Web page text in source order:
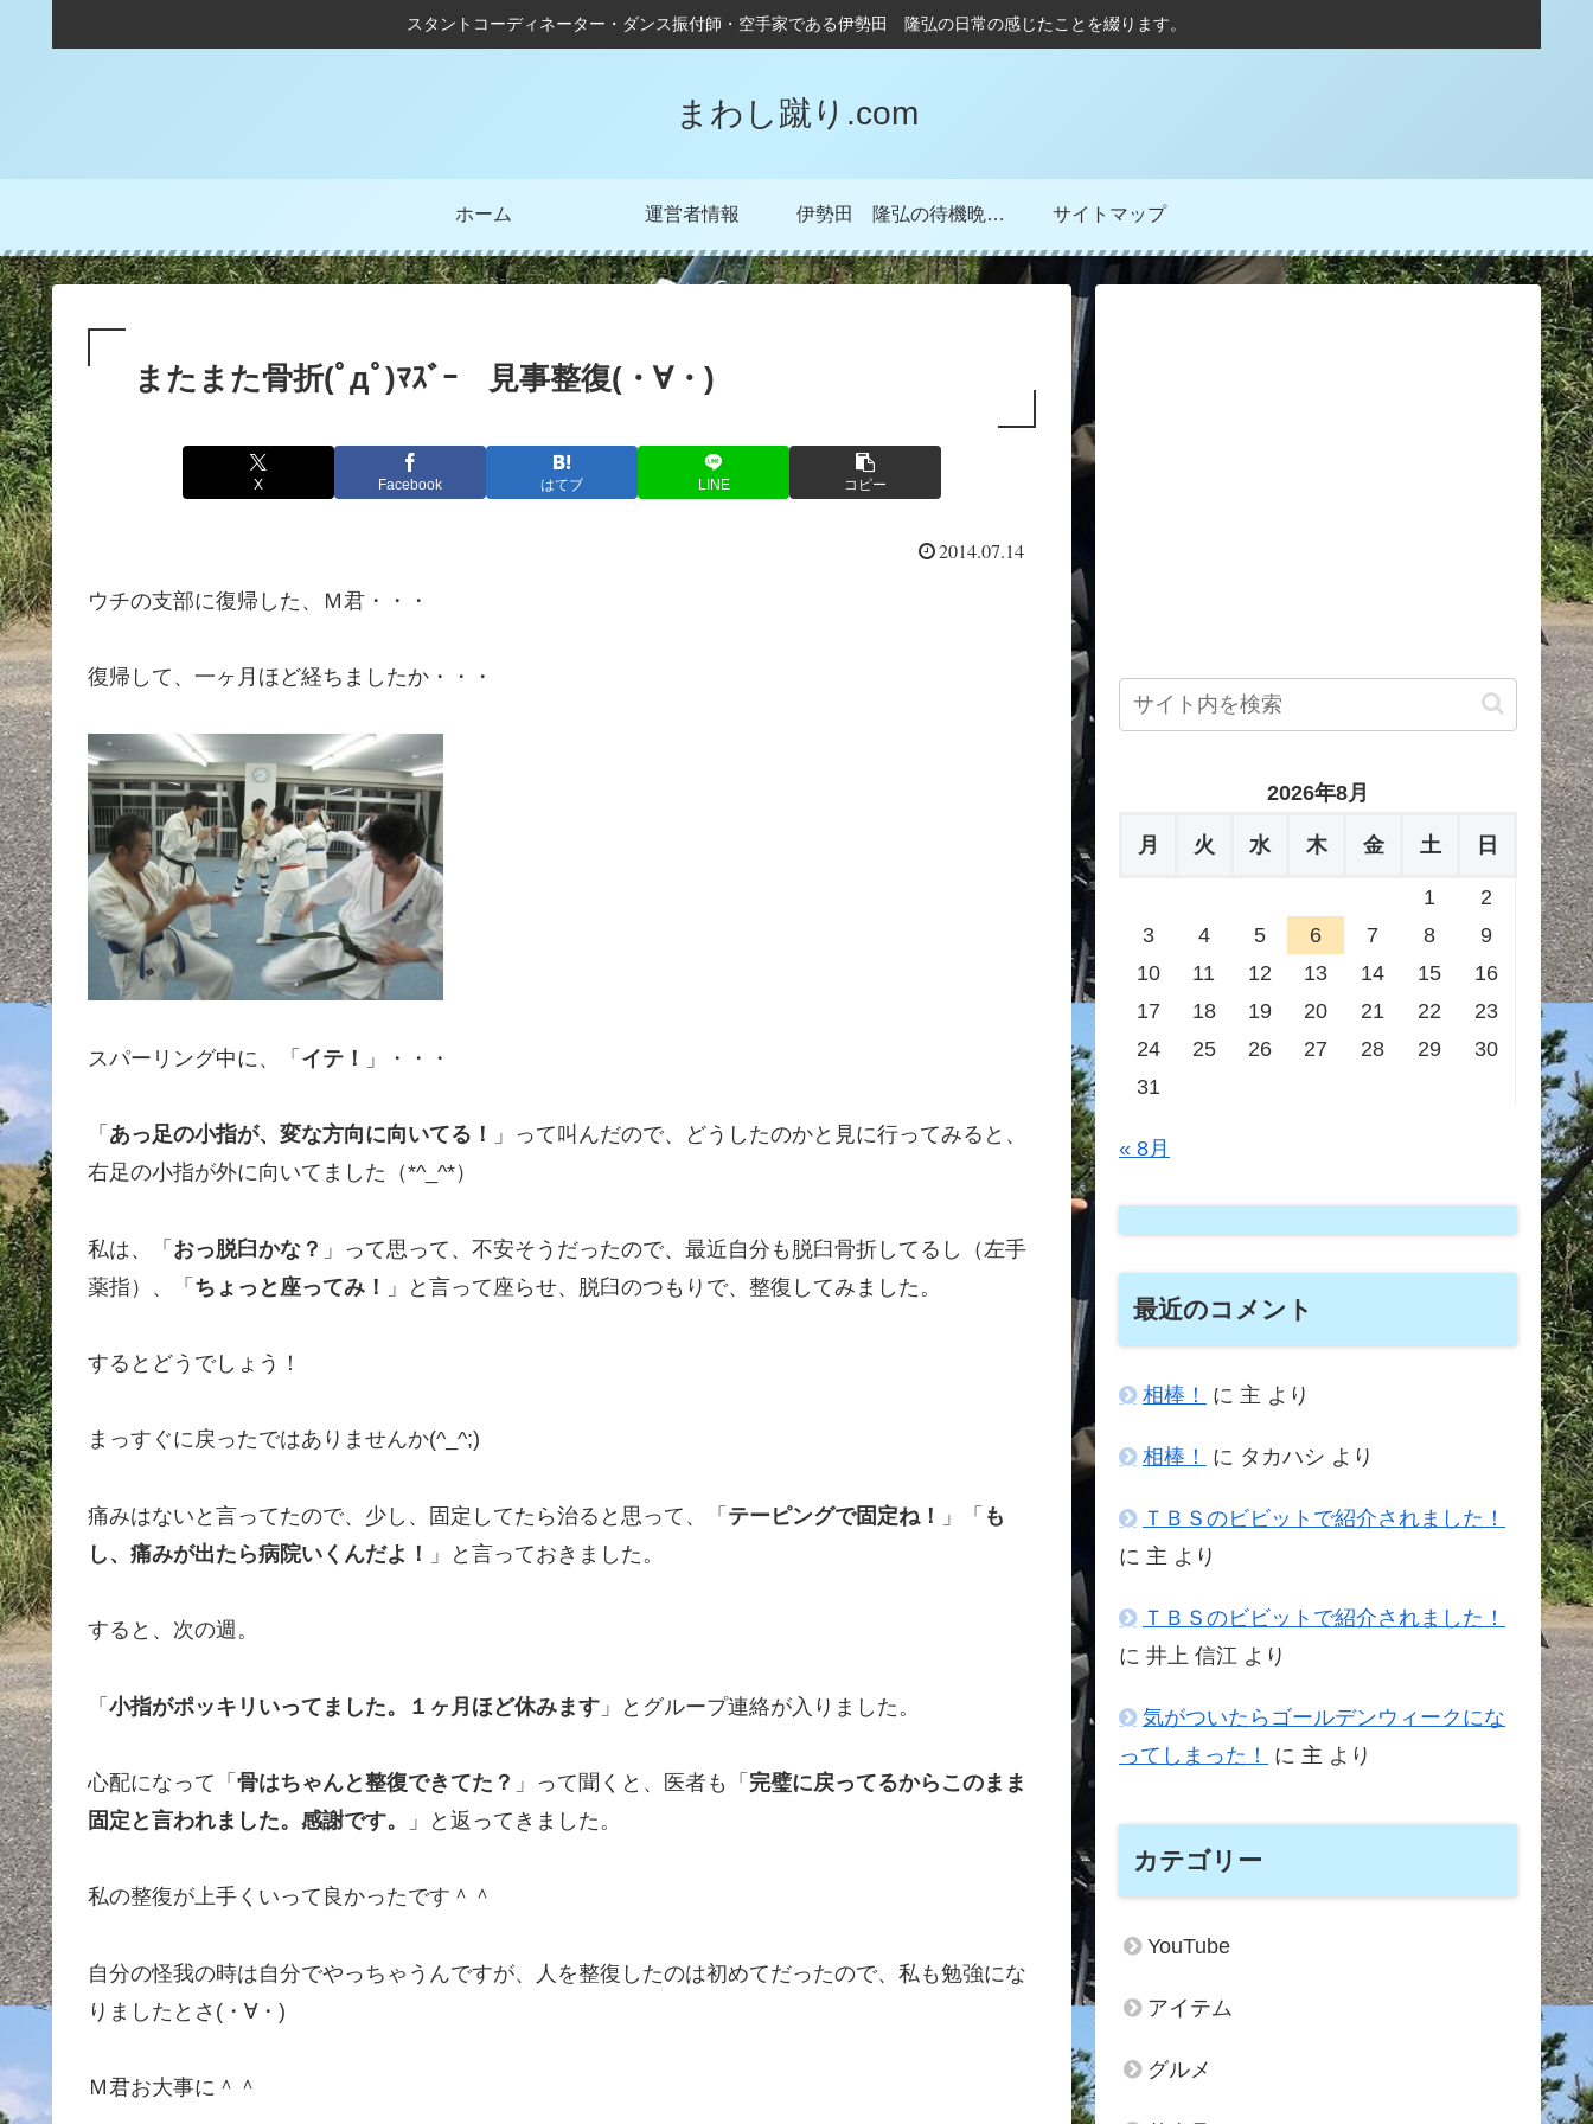
スタントコーディネーター・ダンス振付師・空手家である伊勢田 隆弘の日常の感じたことを綴ります。
まわし蹴り.com
ホーム 運営者情報 伊勢田 隆弘の待機晩成記！ サイトマップ
またまた骨折(ﾟдﾟ)ﾏｽﾞｰ 見事整復(・∀・)
X Facebook はてブ LINE コピー
2014.07.14
ウチの支部に復帰した、Ｍ君・・・
復帰して、一ヶ月ほど経ちましたか・・・
スパーリング中に、「 イテ！ 」・・・
「 あっ足の小指が、変な方向に向いてる！
」って叫んだので、どうしたのかと見に行ってみると、
右足の小指が外に向いてました（*^_^*）
私は、「 おっ脱臼かな？ 」って思って、不安そうだったので、最近自分も脱臼骨折してるし（左手
薬指）、「 ちょっと座ってみ！ 」と言って座らせ、脱臼のつもりで、整復してみました。
するとどうでしょう！
まっすぐに戻ったではありませんか(^_^;)
痛みはないと言ってたので、少し、固定してたら治ると思って、「 テーピングで固定ね！ 」「 も
し、痛みが出たら病院いくんだよ！
」と言っておきました。
すると、次の週。
「 小指がポッキリいってました。１ヶ月ほど休みます 」とグループ連絡が入りました。
心配になって「 骨はちゃんと整復できてた？ 」って聞くと、医者も「 完璧に戻ってるからこのまま
固定と言われました。感謝です。
」と返ってきました。
私の整復が上手くいって良かったです＾＾
自分の怪我の時は自分でやっちゃうんですが、人を整復したのは初めてだったので、私も勉強にな
りましたとさ(・∀・)
Ｍ君お大事に＾＾
2026年8月
月 火 水 木 金 土 日
1
2
3
4 5 6 7 8
9
10
11 12 13 14 15
16
17
18 19 20 21 22
23
24
25 26 27 28 29
30
31
« 8月
最近のコメント
相棒！ に 主 より
相棒！ に タカハシ より
ＴＢＳのビビットで紹介されました！
に 主 より
ＴＢＳのビビットで紹介されました！
に 井上 信江 より
気がついたらゴールデンウィークにな
ってしまった！
に 主 より
カテゴリー
YouTube
アイテム
グルメ